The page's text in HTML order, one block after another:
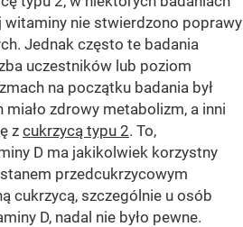
nie stwierdzono poprawy
Jednak często te badania
uczestników lub poziom
na początku badania był
miało zdrowy metabolizm, a inni
z cukrzycą typu 2. To,
D ma jakikolwiek korzystny
przedcukrzycowym
cukrzycą, szczególnie u osób
D, nadal nie było pewne.